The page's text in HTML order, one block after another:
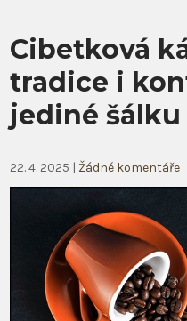
Cibetková
tradice i
jediné šálku
22. 4. 2025 | Žádné komentáře